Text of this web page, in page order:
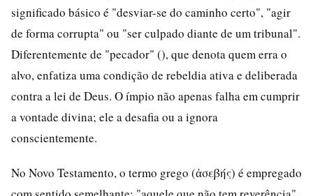
significado básico é "desviar-se do caminho certo", "agir
de forma corrupta" ou "ser culpado diante de um tribunal".
Diferentemente de "pecador" (), que denota quem erra o
alvo, enfatiza uma condição de rebeldia ativa e deliberada
contra a lei de Deus. O ímpio não apenas falha em cumprir
a vontade divina; ele a desafia ou a ignora
conscientemente.
No Novo Testamento, o termo grego (ἀσεβής) é empregado